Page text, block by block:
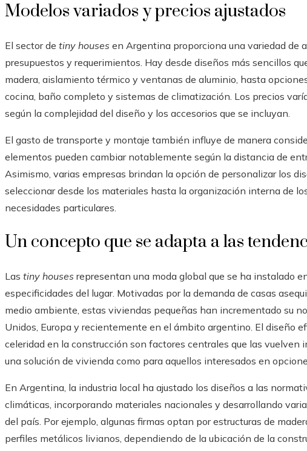
Modelos variados y precios ajustados
El sector de tiny houses en Argentina proporciona una variedad de
presupuestos y requerimientos. Hay desde diseños más sencillos
madera, aislamiento térmico y ventanas de aluminio, hasta
cocina, baño completo y sistemas de climatización. Los precios
según la complejidad del diseño y los accesorios que se incluyan.
El gasto de transporte y montaje también influye de manera
elementos pueden cambiar notablemente según la distancia de
Asimismo, varias empresas brindan la opción de personalizar los
seleccionar desde los materiales hasta la organización interna de
necesidades particulares.
Un concepto que se adapta a las
Las tiny houses representan una moda global que se ha instalado
especificidades del lugar. Motivadas por la demanda de casas
medio ambiente, estas viviendas pequeñas han incrementado su
Unidos, Europa y recientemente en el ámbito argentino. El diseño
celeridad en la construcción son factores centrales que las
una solución de vivienda como para aquellos interesados en
En Argentina, la industria local ha ajustado los diseños a las
climáticas, incorporando materiales nacionales y desarrollando
del país. Por ejemplo, algunas firmas optan por estructuras de
perfiles metálicos livianos, dependiendo de la ubicación de la